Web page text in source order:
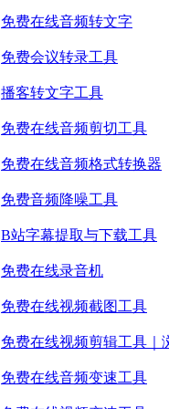
免费在线音频转文字
免费会议转录工具
播客转文字工具
免费在线音频剪切工具
免费在线音频格式转换器
免费音频降噪工具
B站字幕提取与下载工具
免费在线录音机
免费在线视频截图工具
免费在线视频剪辑工具｜
免费在线音频变速工具